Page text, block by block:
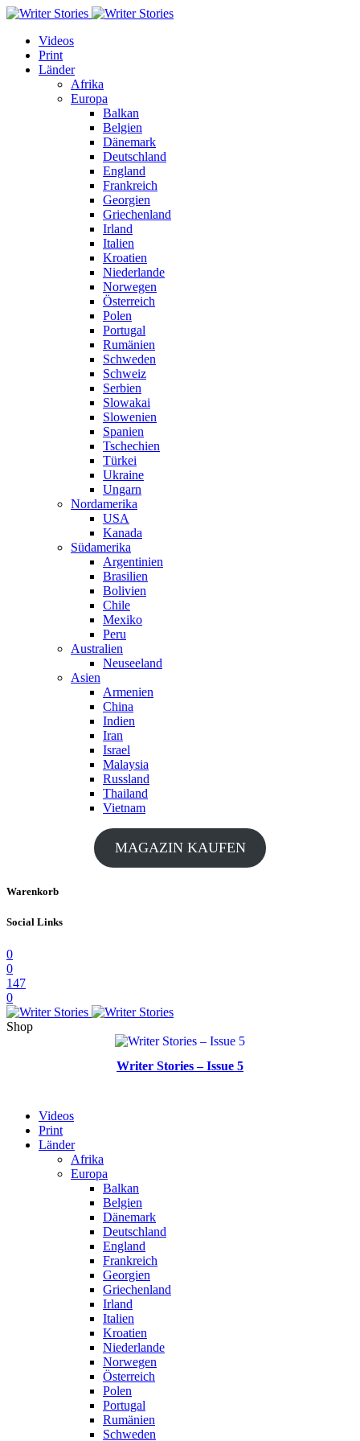
Videos
Print
Länder
Afrika
Europa
Balkan
Belgien
Dänemark
Deutschland
England
Frankreich
Georgien
Griechenland
Irland
Italien
Kroatien
Niederlande
Norwegen
Österreich
Polen
Portugal
Rumänien
Schweden
Schweiz
Serbien
Slowakai
Slowenien
Spanien
Tschechien
Türkei
Ukraine
Ungarn
Nordamerika
USA
Kanada
Südamerika
Argentinien
Brasilien
Bolivien
Chile
Mexiko
Peru
Australien
Neuseeland
Asien
Armenien
China
Indien
Iran
Israel
Malaysia
Russland
Thailand
Vietnam
MAGAZIN KAUFEN
Warenkorb
Social Links
0
0
147
0
Shop
Writer Stories – Issue 5
Videos
Print
Länder
Afrika
Europa
Balkan
Belgien
Dänemark
Deutschland
England
Frankreich
Georgien
Griechenland
Irland
Italien
Kroatien
Niederlande
Norwegen
Österreich
Polen
Portugal
Rumänien
Schweden